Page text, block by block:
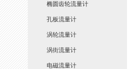
椭圆齿轮流量计
孔板流量计
涡轮流量计
涡街流量计
电磁流量计